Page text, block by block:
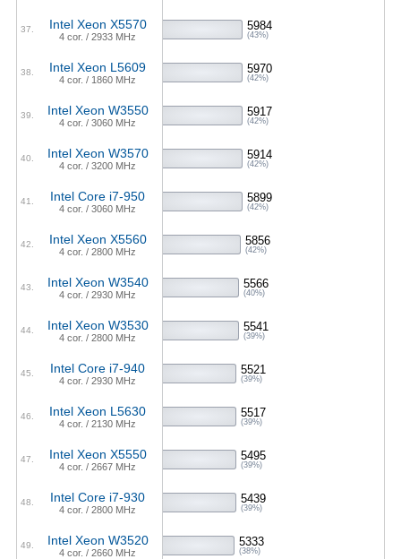
37. Intel Xeon X5570
4 cor. / 2933 MHz
5984
(43%)
38. Intel Xeon L5609
4 cor. / 1860 MHz
5970
(42%)
39. Intel Xeon W3550
4 cor. / 3060 MHz
5917
(42%)
40. Intel Xeon W3570
4 cor. / 3200 MHz
5914
(42%)
41. Intel Core i7-950
4 cor. / 3060 MHz
5899
(42%)
42. Intel Xeon X5560
4 cor. / 2800 MHz
5856
(42%)
43. Intel Xeon W3540
4 cor. / 2930 MHz
5566
(40%)
44. Intel Xeon W3530
4 cor. / 2800 MHz
5541
(39%)
45. Intel Core i7-940
4 cor. / 2930 MHz
5521
(39%)
46. Intel Xeon L5630
4 cor. / 2130 MHz
5517
(39%)
47. Intel Xeon X5550
4 cor. / 2667 MHz
5495
(39%)
48. Intel Core i7-930
4 cor. / 2800 MHz
5439
(39%)
49. Intel Xeon W3520
4 cor. / 2660 MHz
5333
(38%)